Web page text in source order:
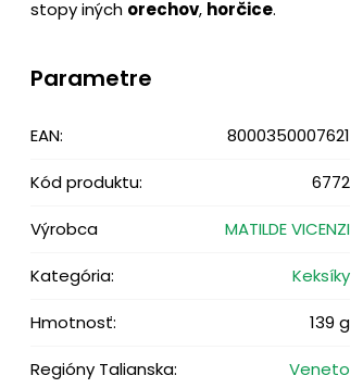
stopy iných orechov, horčice.
Parametre
EAN: 8000350007621
Kód produktu: 6772
Výrobca MATILDE VICENZI
Kategória: Keksíky
Hmotnosť: 139 g
Regióny Talianska: Veneto